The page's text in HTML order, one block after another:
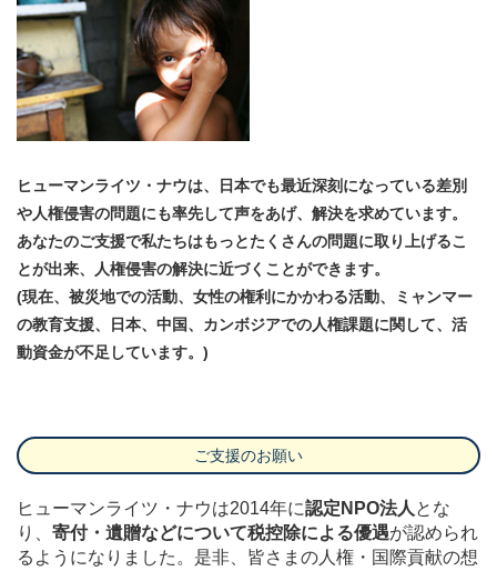
ヒューマンライツ・ナウは、日本でも最近深刻になっている差別
や人権侵害の問題にも率先して声をあげ、解決を求めています。
あなたのご支援で私たちはもっとたくさんの問題に取り上げるこ
とが出来、人権侵害の解決に近づくことができます。
(現在、被災地での活動、女性の権利にかかわる活動、ミャンマー
の教育支援、日本、中国、カンボジアでの人権課題に関して、活
動資金が不足しています。)
ご支援のお願い
ヒューマンライツ・ナウは2014年に認定NPO法人 とな
り、 寄付・遺贈などについて税控除による優遇が認められ
るようになりました。是非、皆さまの人権・国際貢献の想